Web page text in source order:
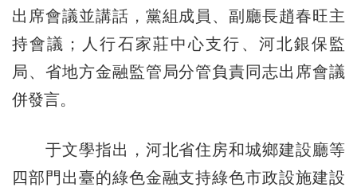
出席會議並講話，黨組成員、副廳長趙春旺主
持會議；人行石家莊中心支行、河北銀保監
局、省地方金融監管局分管負責同志出席會議
併發言。
于文學指出，河北省住房和城鄉建設廳等
四部門出臺的綠色金融支持綠色市政設施建設